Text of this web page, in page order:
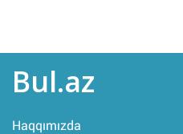
Bul.az
Haqqımızda